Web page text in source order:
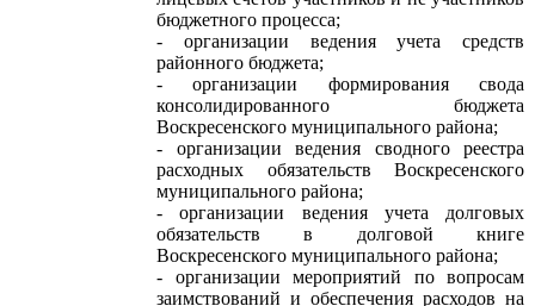
бюджетного процесса;
- организации ведения учета средств
районного бюджета;
- организации формирования свода
консолидированного бюджета
Воскресенского муниципального района;
- организации ведения сводного реестра
расходных обязательств Воскресенского
муниципального района;
- организации ведения учета долговых
обязательств в долговой книге
Воскресенского муниципального района;
- организации мероприятий по вопросам
заимствований и обеспечения расходов на